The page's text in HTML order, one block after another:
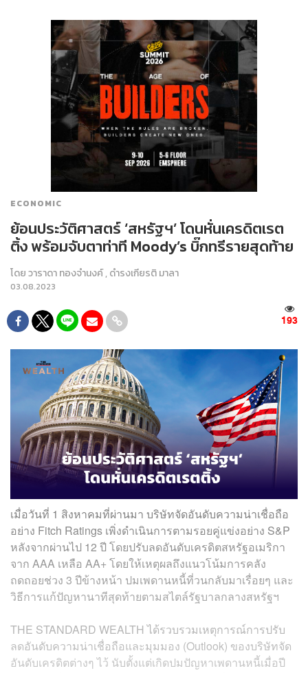
ECONOMIC
ย้อนประวัติศาสตร์ ‘สหรัฐฯ’ โดนหั่นเครดิตเรต
ติ้ง พร้อมจับตาท่าที Moody’s บิ๊กทรีรายสุดท้าย
โดยวาราดา ทองจำนงค์, ดำรงเกียรติ มาลา
03.08.2023
193
เมื่อวันที่ 1 สิงหาคมที่ผ่านมา บริษัทจัดอันดับความน่าเชื่อถือ
อย่าง Fitch Ratings เพิ่งดำเนินการตามรอยคู่แข่งอย่าง S&P
หลังจากผ่านไป 12 ปี โดยปรับลดอันดับเครดิตสหรัฐอเมริกา
จาก AAA เหลือ AA+ โดยให้เหตุผลถึงแนวโน้มการคลัง
ถดถอยช่วง 3 ปีข้างหน้า ปมเพดานหนี้ที่วนกลับมาเรื่อยๆ และ
วิธีการแก้ปัญหานาทีสุดท้ายตามสไตล์รัฐบาลกลางสหรัฐฯ
THE STANDARD WEALTH ได้รวบรวมเหตุการณ์การปรับ
ลดอันดับความน่าเชื่อถือและมุมมอง (Outlook) ของบริษัทจัด
อันดับเครดิตต่างๆ ไว้ นับตั้งแต่เกิดปมปัญหาเพดานหนี้เมื่อปี